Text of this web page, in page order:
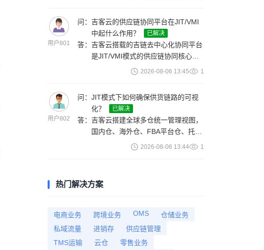
仓视图，配置异常自动预警；⑤迭代
调优预测补货参数，扩大 JIT/VMI 覆
盖。单系统可配置多品类供应链策
略，支持混合经营。
用户801
问： 吉客云的供应链协同平台在JIT/VMI
中起什么作用？
已解决
答： 吉客云搭载的吉链去中心化协同平台
是JIT/VMI模式的供应链协同核心。
它实现供销双方快速对接，货品/库
享至供应商）、库存透明（供应商查
看实时库存数据）、订单协同（采购
订单自动推送至供应商）、物流追踪
（供应商发货后物流信息实时回
传）、账款自动结算（供销双方往来
2026-08-06 13:45 1
用户802
问： JIT模式下如何确保供货链路的可视
化？
已解决
答： 吉客云搭建全球多仓统一管理视图，
国内仓、海外仓、FBA平台仓、托管
仓的在库、在途、待入库库存数据实
库异常、货损问题。每天定时获取平
际数量差异，进行判责与库存修正。
准识别货品短少、延迟、错发等异
常，实时推送提醒。
2026-08-06 13:44 1
热门解决方案
电商业务 跨境业务 OMS
仓储业务
私域流量
进销存
供应链管理
TMS运输
云仓
零售业务